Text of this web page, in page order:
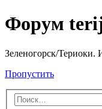
Форум
Зеленогорск/Териоки.
Пропустить